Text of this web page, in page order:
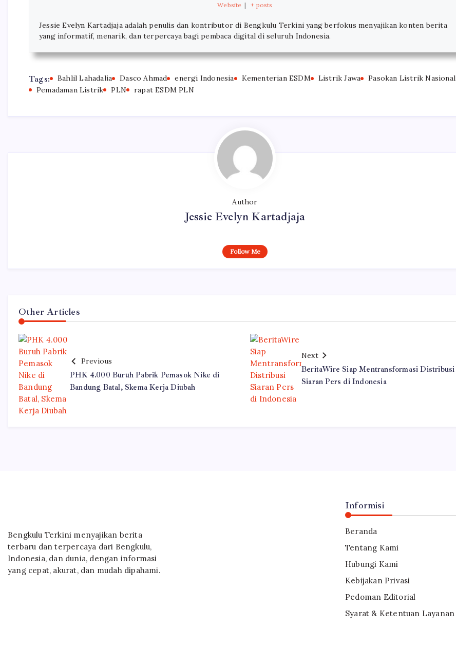
Website | + posts
Jessie Evelyn Kartadjaja adalah penulis dan kontributor di Bengkulu Terkini yang berfokus menyajikan konten berita
yang informatif, menarik, dan terpercaya bagi pembaca digital di seluruh Indonesia.
Tags: Bahlil Lahadalia Dasco Ahmad energi Indonesia Kementerian ESDM Listrik Jawa
Pasokan Listrik Nasional
Pemadaman Listrik
PLN rapat ESDM PLN
Author
Jessie Evelyn Kartadjaja
Follow Me
Other Articles
Previous
PHK 4.000 Buruh Pabrik Pemasok Nike di
Bandung Batal, Skema Kerja Diubah
Next
BeritaWire Siap Mentransformasi Distribusi
Siaran Pers di Indonesia
Bengkulu Terkini menyajikan berita
terbaru dan terpercaya dari Bengkulu,
Indonesia, dan dunia, dengan informasi
yang cepat, akurat, dan mudah dipahami.
Informisi
Beranda
Tentang Kami
Hubungi Kami
Kebijakan Privasi
Pedoman Editorial
Syarat & Ketentuan Layanan